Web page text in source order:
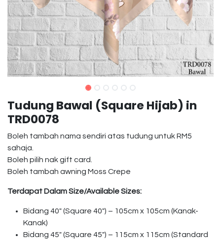
Tudung Bawal (Square Hijab) in
TRD0078
Boleh tambah nama sendiri atas tudung untuk RM5
sahaja.
Boleh pilih nak gift card.
Boleh tambah awning Moss Crepe
Terdapat Dalam Size/Available Sizes:
Bidang 40″ (Square 40″) – 105cm x 105cm (Kanak-
Kanak)
Bidang 45″ (Square 45″) – 115cm x 115cm (Standard